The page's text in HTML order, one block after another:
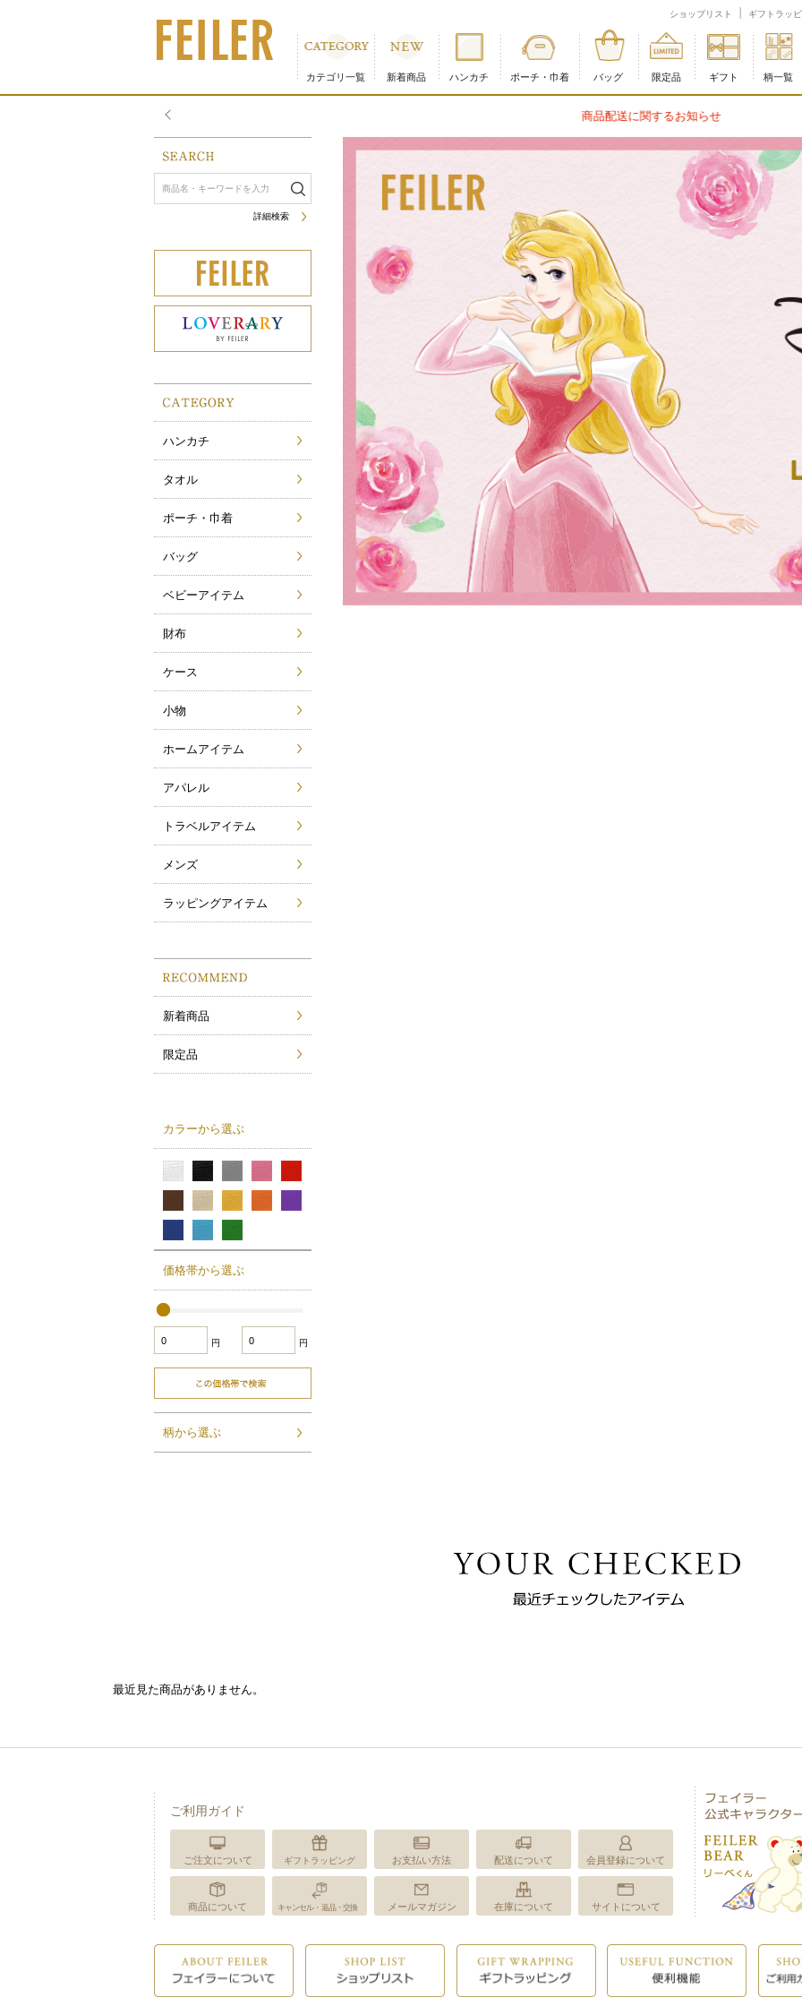
ショップリスト ギフトラッ
カテゴリ一覧 新着商品 ハンカチ ポーチ・巾着 バッグ 限定品 ギフト 柄一覧
商品配送に関するお知らせ
詳細検索
ハンカチ
タオル
ポーチ・巾着
バッグ
ベビーアイテム
財布
ケース
小物
ホームアイテム
アパレル
トラベルアイテム
メンズ
ラッピングアイテム
新着商品
限定品
カラーから選ぶ
価格帯から選ぶ
円 円
柄から選ぶ
最近見た商品がありません。
ご利用ガイド
ご注文について ギフトラッピング お支払い方法 配送について 会員登録について
商品について キャンセル・返品・交換 メールマガジン 在庫について サイトについて